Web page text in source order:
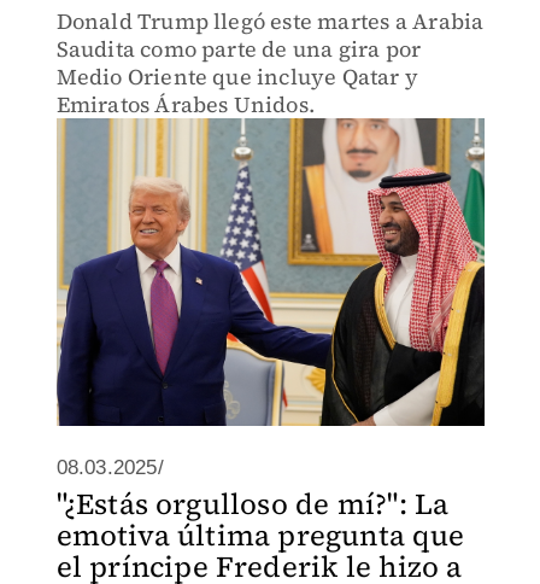
Donald Trump llegó este martes a Arabia
Saudita como parte de una gira por
Medio Oriente que incluye Qatar y
Emiratos Árabes Unidos.
08.03.2025/
"¿Estás orgulloso de mí?": La
emotiva última pregunta que
el príncipe Frederik le hizo a